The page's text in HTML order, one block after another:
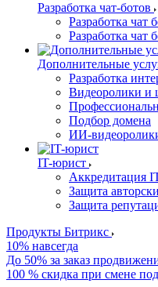
Разработка чат-ботов
Разработка чат
Разработка чат
Дополнительные
Разработка
Видеоролики и
Подбор домена
ИИ-
IT-юрист
Аккредитация
Защита
Защита
Продукты Битрикс
10% навсегда
До 50% за заказ
100 % скидка при смене